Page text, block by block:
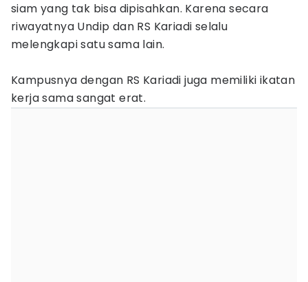
siam yang tak bisa dipisahkan. Karena secara
riwayatnya Undip dan RS Kariadi selalu
melengkapi satu sama lain.
Kampusnya dengan RS Kariadi juga memiliki ikatan
kerja sama sangat erat.